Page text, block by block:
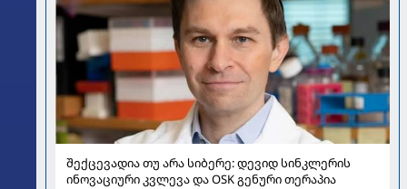
შექცევადია თუ არა სიბერე: დევიდ სინკლერის
ინოვაციური კვლევა და OSK გენური თერაპია